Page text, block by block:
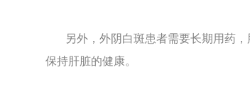
另外，外阴白斑患者需要长期用药，
保持肝脏的健康。